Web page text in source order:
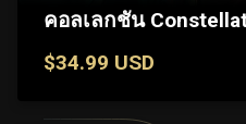
คอลเลกชัน
$34.99 USD